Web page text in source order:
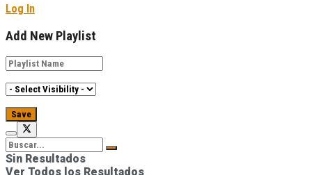
Log In
Add New Playlist
Sin Resultados
Ver Todos los Resultados